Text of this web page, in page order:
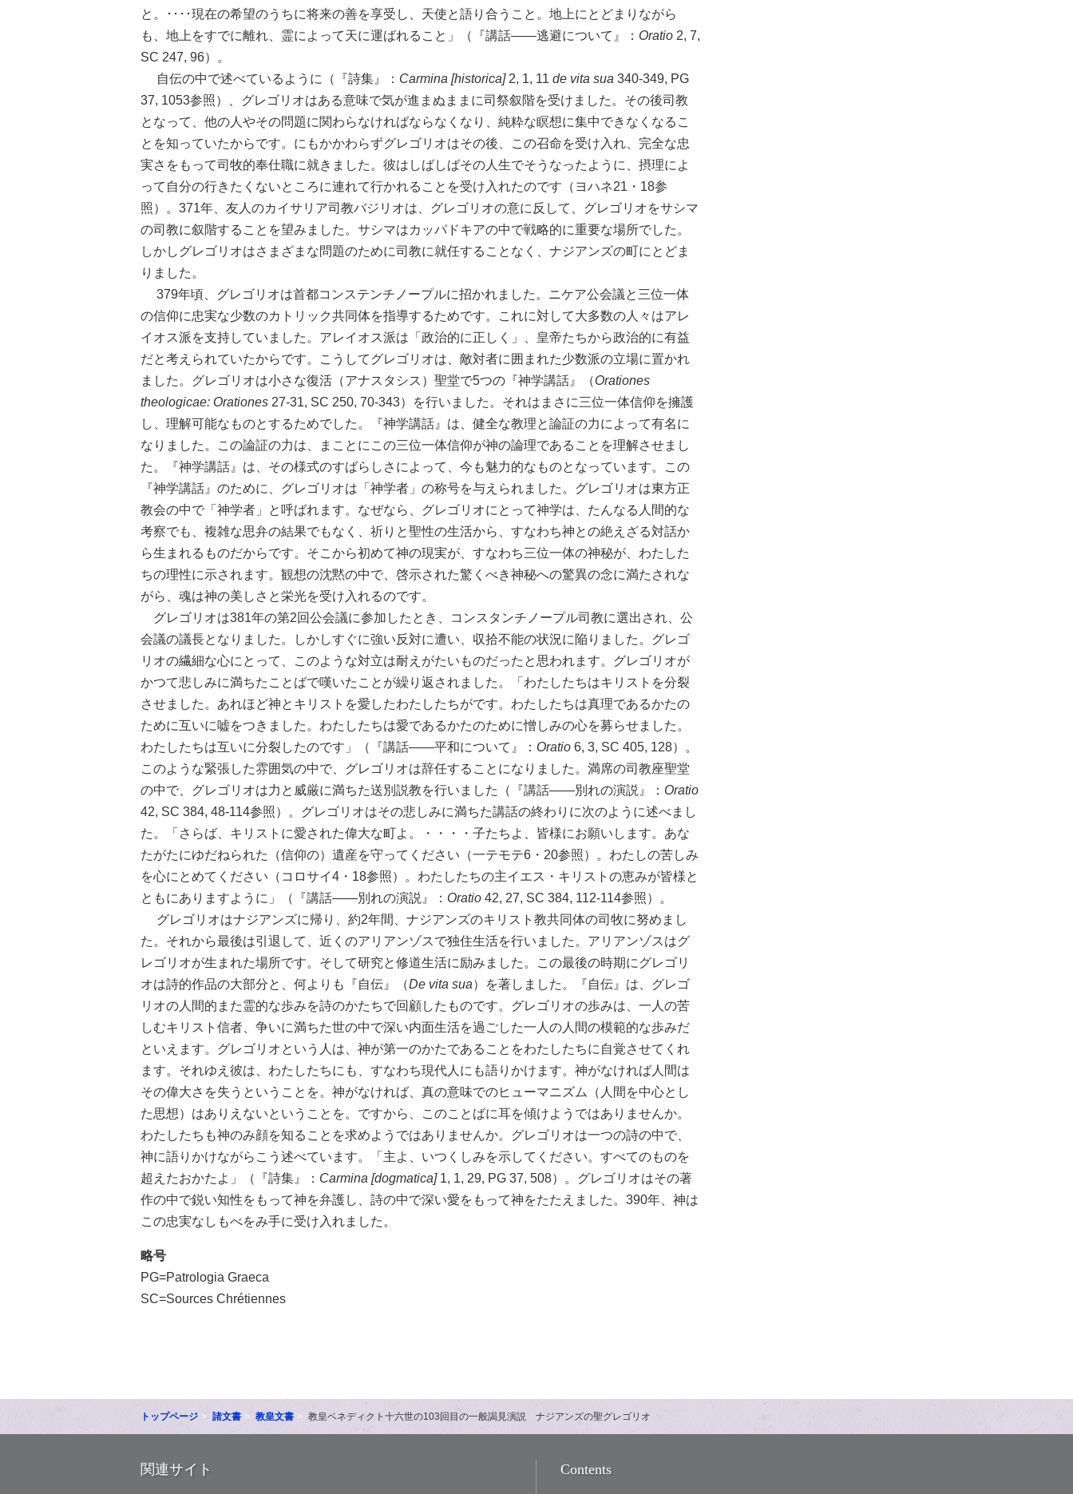
と。････現在の希望のうちに将来の善を享受し、天使と語り合うこと。地上にとどまりながら
も、地上をすでに離れ、霊によって天に運ばれること」（『講話――逃避について』： Oratio 2, 7,
SC 247, 96）。
自伝の中で述べているように（『詩集』： Carmina [historica]2, 1, 11 de vita sua 340-349, PG
37, 1053参照）、グレゴリオはある意味で気が進まぬままに司祭叙階を受けました。その後司教
となって、他の人やその問題に関わらなければならなくなり、純粋な瞑想に集中できなくなるこ
とを知っていたからです。にもかかわらずグレゴリオはその後、この召命を受け入れ、完全な忠
実さをもって司牧的奉仕職に就きました。彼はしばしばその人生でそうなったように、摂理によ
って自分の行きたくないところに連れて行かれることを受け入れたのです（ヨハネ21・18参
照）。371年、友人のカイサリア司教バジリオは、グレゴリオの意に反して、グレゴリオをサシマ
の司教に叙階することを望みました。サシマはカッパドキアの中で戦略的に重要な場所でした。
しかしグレゴリオはさまざまな問題のために司教に就任することなく、ナジアンズの町にとどま
りました。
379年頃、グレゴリオは首都コンステンチノープルに招かれました。ニケア公会議と三位一体
の信仰に忠実な少数のカトリック共同体を指導するためです。これに対して大多数の人々はアレ
イオス派を支持していました。アレイオス派は「政治的に正しく」、皇帝たちから政治的に有益
だと考えられていたからです。こうしてグレゴリオは、敵対者に囲まれた少数派の立場に置かれ
ました。グレゴリオは小さな復活（アナスタシス）聖堂で5つの『神学講話』（Orationes
theologicae: Orationes 27-31, SC 250, 70-343）を行いました。それはまさに三位一体信仰を擁護
し、理解可能なものとするためでした。『神学講話』は、健全な教理と論証の力によって有名に
なりました。この論証の力は、まことにこの三位一体信仰が神の論理であることを理解させまし
た。『神学講話』は、その様式のすばらしさによって、今も魅力的なものとなっています。この
『神学講話』のために、グレゴリオは「神学者」の称号を与えられました。グレゴリオは東方正
教会の中で「神学者」と呼ばれます。なぜなら、グレゴリオにとって神学は、たんなる人間的な
考察でも、複雑な思弁の結果でもなく、祈りと聖性の生活から、すなわち神との絶えざる対話か
ら生まれるものだからです。そこから初めて神の現実が、すなわち三位一体の神秘が、わたした
ちの理性に示されます。観想の沈黙の中で、啓示された驚くべき神秘への驚異の念に満たされな
がら、魂は神の美しさと栄光を受け入れるのです。
グレゴリオは381年の第2回公会議に参加したとき、コンスタンチノープル司教に選出され、公
会議の議長となりました。しかしすぐに強い反対に遭い、収拾不能の状況に陥りました。グレゴ
リオの繊細な心にとって、このような対立は耐えがたいものだったと思われます。グレゴリオが
かつて悲しみに満ちたことばで嘆いたことが繰り返されました。「わたしたちはキリストを分裂
させました。あれほど神とキリストを愛したわたしたちがです。わたしたちは真理であるかたの
ために互いに嘘をつきました。わたしたちは愛であるかたのために憎しみの心を募らせました。
わたしたちは互いに分裂したのです」（『講話――平和について』： Oratio 6, 3, SC 405, 128）。
このような緊張した雰囲気の中で、グレゴリオは辞任することになりました。満席の司教座聖堂
の中で、グレゴリオは力と威厳に満ちた送別説教を行いました（『講話――別れの演説』： Oratio
42, SC 384, 48-114参照）。グレゴリオはその悲しみに満ちた講話の終わりに次のように述べまし
た。「さらば、キリストに愛された偉大な町よ。・・・・子たちよ、皆様にお願いします。あな
たがたにゆだねられた（信仰の）遺産を守ってください（一テモテ6・20参照）。わたしの苦しみ
を心にとめてください（コロサイ4・18参照）。わたしたちの主イエス・キリストの恵みが皆様と
ともにありますように」（『講話――別れの演説』： Oratio 42, 27, SC 384, 112-114参照）。
グレゴリオはナジアンズに帰り、約2年間、ナジアンズのキリスト教共同体の司牧に努めまし
た。それから最後は引退して、近くのアリアンゾスで独住生活を行いました。アリアンゾスはグ
レゴリオが生まれた場所です。そして研究と修道生活に励みました。この最後の時期にグレゴリ
オは詩的作品の大部分と、何よりも『自伝』（De vita sua）を著しました。『自伝』は、グレゴ
リオの人間的また霊的な歩みを詩のかたちで回顧したものです。グレゴリオの歩みは、一人の苦
しむキリスト信者、争いに満ちた世の中で深い内面生活を過ごした一人の人間の模範的な歩みだ
といえます。グレゴリオという人は、神が第一のかたであることをわたしたちに自覚させてくれ
ます。それゆえ彼は、わたしたちにも、すなわち現代人にも語りかけます。神がなければ人間は
その偉大さを失うということを。神がなければ、真の意味でのヒューマニズム（人間を中心とし
た思想）はありえないということを。ですから、このことばに耳を傾けようではありませんか。
わたしたちも神のみ顔を知ることを求めようではありませんか。グレゴリオは一つの詩の中で、
神に語りかけながらこう述べています。「主よ、いつくしみを示してください。すべてのものを
超えたおかたよ」（『詩集』： Carmina [dogmatica]1, 1, 29, PG 37, 508）。グレゴリオはその著
作の中で鋭い知性をもって神を弁護し、詩の中で深い愛をもって神をたたえました。390年、神は
この忠実なしもべをみ手に受け入れました。
略号
PG=Patrologia Graeca
SC=Sources Chrétiennes
トップページ 諸文書 教皇文書 教皇ベネディクト十六世の103回目の一般謁見演説 ナジアンズの聖グレゴリオ
関連サイト Contents